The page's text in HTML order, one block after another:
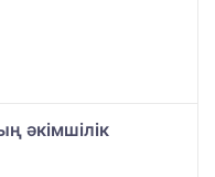
әкімшілік